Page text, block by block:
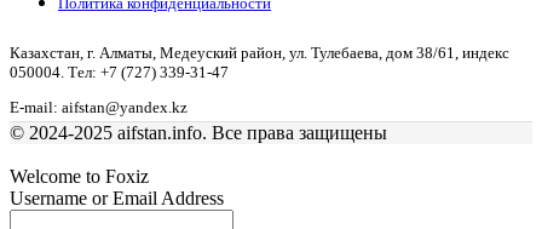
Казахстан, г. Алматы, Медеуский район, ул. Тулебаева, дом 38/61, индекс
050004. Тел: +7 (727) 339-31-47
E-mail: aifstan@yandex.kz
© 2024-2025 aifstan.info. Все права защищены
Welcome to Foxiz
Username or Email Address